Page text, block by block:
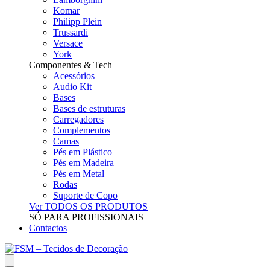
Komar
Philipp Plein
Trussardi
Versace
York
Componentes & Tech
Acessórios
Audio Kit
Bases
Bases de estruturas
Carregadores
Complementos
Camas
Pés em Plástico
Pés em Madeira
Pés em Metal
Rodas
Suporte de Copo
Ver TODOS OS PRODUTOS
SÓ PARA PROFISSIONAIS
Contactos